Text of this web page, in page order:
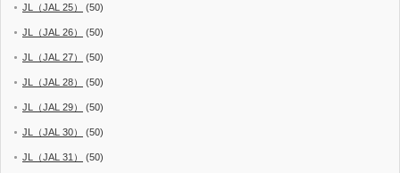
JL（JAL 25） (50)
JL（JAL 26） (50)
JL（JAL 27） (50)
JL（JAL 28） (50)
JL（JAL 29） (50)
JL（JAL 30） (50)
JL（JAL 31） (50)